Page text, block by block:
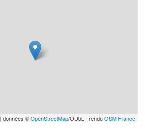
| données ©OpenStreetMap/ODbL - renduOSM France